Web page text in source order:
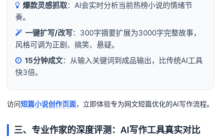
爆款灵感抓取：AI会实时分析当前热榜小说的情绪节
奏。
一键扩写/改写：300字摘要扩展为3000字完整故事，
风格可调为正剧、搞笑、悬疑。
15分钟成文：从输入关键词到成品输出，比传统AI工具
快3倍。
访问短篇小说创作页面，立即体验专为网文短篇优化的AI写作流程。
三、专业作家的深度评测：AI写作工具真实对比